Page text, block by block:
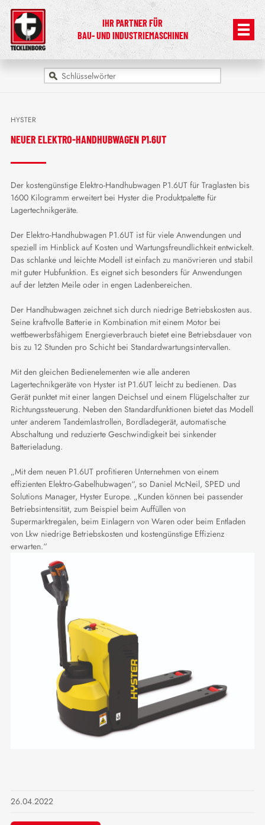
IHR PARTNER FÜR
BAU- UND INDUSTRIEMASCHINEN
HYSTER
NEUER ELEKTRO-HANDHUBWAGEN P1.6UT
Der kostengünstige Elektro-Handhubwagen P1.6UT für Traglasten bis
1600 Kilogramm erweitert bei Hyster die Produktpalette für
Lagertechnikgeräte.
Der Elektro-Handhubwagen P1.6UT ist für viele Anwendungen und
speziell im Hinblick auf Kosten und Wartungsfreundlichkeit entwickelt.
Das schlanke und leichte Modell ist einfach zu manövrieren und stabil
mit guter Hubfunktion. Es eignet sich besonders für Anwendungen
auf der letzten Meile oder in engen Ladenbereichen.
Der Handhubwagen zeichnet sich durch niedrige Betriebskosten aus.
Seine kraftvolle Batterie in Kombination mit einem Motor bei
wettbewerbsfähigem Energieverbrauch bietet eine Betriebsdauer von
bis zu 12 Stunden pro Schicht bei Standardwartungsintervallen.
Mit den gleichen Bedienelementen wie alle anderen
Lagertechnikgeräte von Hyster ist P1.6UT leicht zu bedienen. Das
Gerät punktet mit einer langen Deichsel und einem Flügelschalter zur
Richtungssteuerung. Neben den Standardfunktionen bietet das Modell
unter anderem Tandemlastrollen, Bordladegerät, automatische
Abschaltung und reduzierte Geschwindigkeit bei sinkender
Batterieladung.
„Mit dem neuen P1.6UT profitieren Unternehmen von einem
effizienten Elektro-Gabelhubwagen“, so Daniel McNeil, SPED und
Solutions Manager, Hyster Europe. „Kunden können bei passender
Betriebsintensität, zum Beispiel beim Auffüllen von
Supermarktregalen, beim Einlagern von Waren oder beim Entladen
von Lkw niedrige Betriebskosten und kostengünstige Effizienz
erwarten.“
26.04.2022